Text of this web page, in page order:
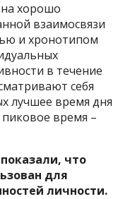
хорошо
взаимосвязи
и хронотипом
в течение
себя
лучшее время дня
пиковое время –
что
для
личности.